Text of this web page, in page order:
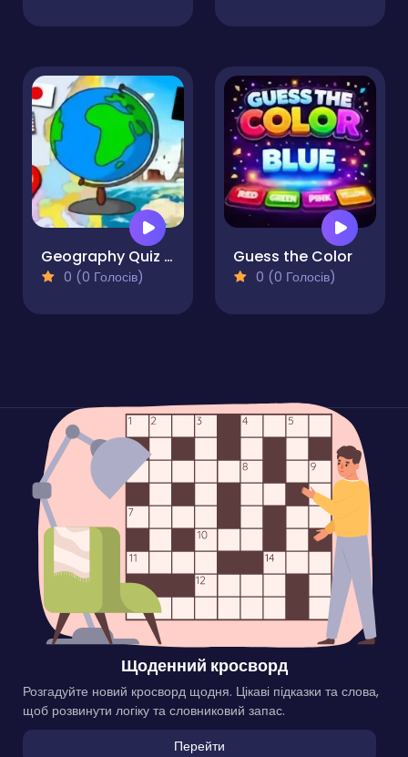
Geography Quiz - Countries Flag Capitals
0 (0 Голосів)
Guess the Color
0 (0 Голосів)
Щоденний кросворд
Розгадуйте новий кросворд щодня. Цікаві підказки та слова,
щоб розвинути логіку та словниковий запас.
Перейти